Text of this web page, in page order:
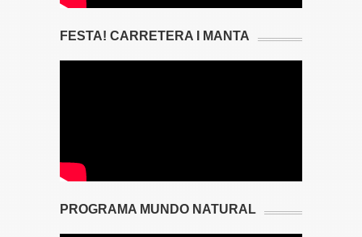
FESTA! CARRETERA I MANTA
PROGRAMA MUNDO NATURAL